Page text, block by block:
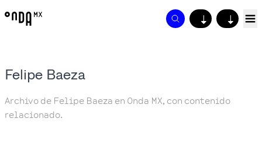
↓ ↓
Felipe Baeza
Archivo de Felipe Baeza en Onda MX, con contenido
relacionado.